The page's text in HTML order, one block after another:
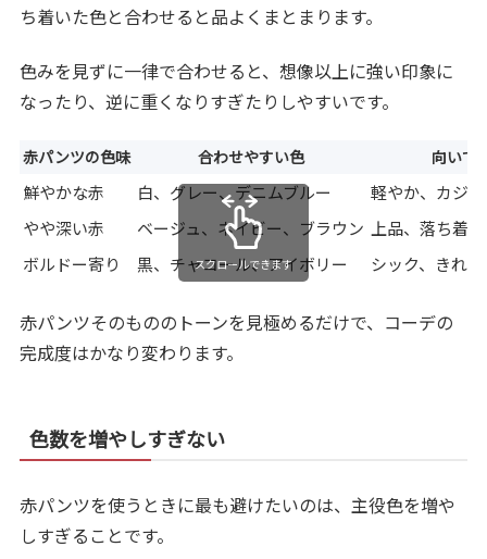
ち着いた色と合わせると品よくまとまります。
色みを見ずに一律で合わせると、想像以上に強い印象に
なったり、逆に重くなりすぎたりしやすいです。
赤パンツの色味 合わせやすい色 向いて
鮮やかな赤 白、グレー、デニムブルー
軽やか、カジ
やや深い赤
ベージュ、ネイビー、ブラウン 上品、落ち着
ボルドー寄り
黒、チャコール、アイボリー シック、きれ
スクロールできます
赤パンツそのもののトーンを見極めるだけで、コーデの
完成度はかなり変わります。
色数を増やしすぎない
赤パンツを使うときに最も避けたいのは、主役色を増や
しすぎることです。